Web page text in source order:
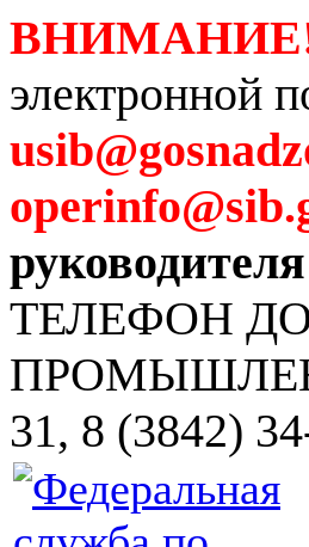
электронной
ТЕЛЕФОН
31, 8 (3842)